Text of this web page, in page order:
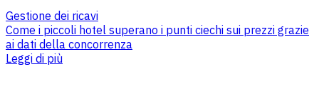
Gestione dei ricavi
Come i piccoli hotel superano i punti ciechi sui prezzi grazie
ai dati della concorrenza
Leggi di più